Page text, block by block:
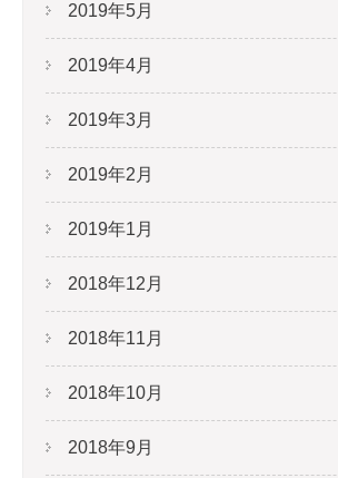
2019年5月
2019年4月
2019年3月
2019年2月
2019年1月
2018年12月
2018年11月
2018年10月
2018年9月